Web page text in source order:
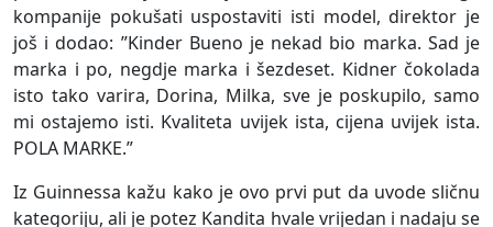
kompanije pokušati uspostaviti isti model, direktor je
još i dodao: ”Kinder Bueno je nekad bio marka. Sad je
marka i po, negdje marka i šezdeset. Kidner čokolada
isto tako varira, Dorina, Milka, sve je poskupilo, samo
mi ostajemo isti. Kvaliteta uvijek ista, cijena uvijek ista.
POLA MARKE.”
Iz Guinnessa kažu kako je ovo prvi put da uvode sličnu
kategoriju, ali je potez Kandita hvale vrijedan i nadaju se